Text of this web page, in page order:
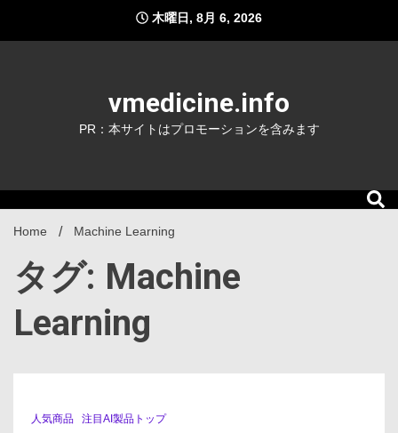
content
木曜日, 8月 6, 2026
vmedicine.info
PR：本サイトはプロモーションを含みます
Home Machine Learning
タグ: Machine
Learning
5 Minutes
人気商品 注目AI製品トップ